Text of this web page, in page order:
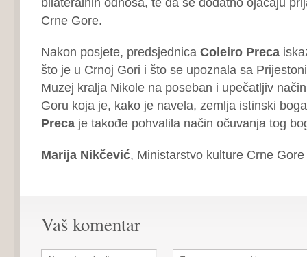
Crne Gore.
Nakon posjete, predsjednica Coleiro Preca
što je u Crnoj Gori i što se upoznala sa
Muzej kralja Nikole na poseban i upečatljiv
Goru koja je, kako je navela, zemlja istinski
Precaje takođe pohvalila način očuvanja tog
Marija Nikčević, Ministarstvo kulture Crne Gore
Vaš komentar